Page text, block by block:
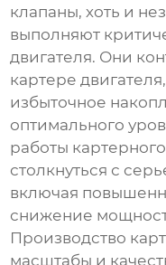
клапаны, хоть и
выполняют
двигателя. Они
картере
избыточное
оптимального
работы
столкнуться с
включая
снижение
Производство
масштабы и